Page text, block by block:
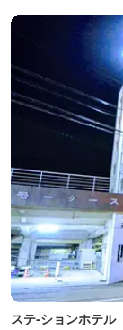
ステ-ションホテ